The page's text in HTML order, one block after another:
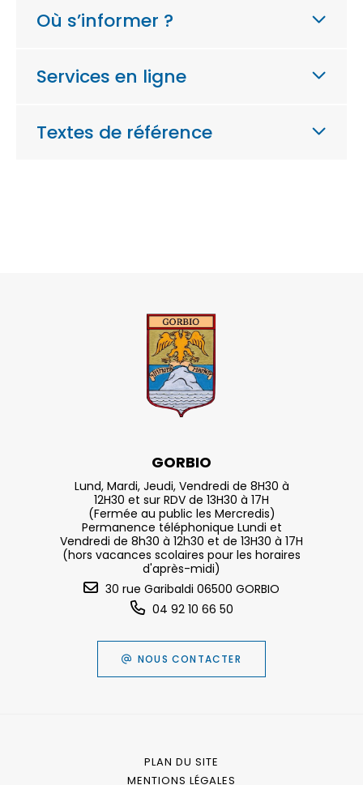
Où s’informer ?
Services en ligne
Textes de référence
GORBIO
Lund, Mardi, Jeudi, Vendredi de 8H30 à
12H30 et sur RDV de 13H30 à 17H
(Fermée au public les Mercredis)
Permanence téléphonique Lundi et
Vendredi de 8h30 à 12h30 et de 13H30 à 17H
(hors vacances scolaires pour les horaires
d'après-midi)
30 rue Garibaldi 06500 GORBIO
04 92 10 66 50
NOUS CONTACTER
PLAN DU SITE
MENTIONS LÉGALES